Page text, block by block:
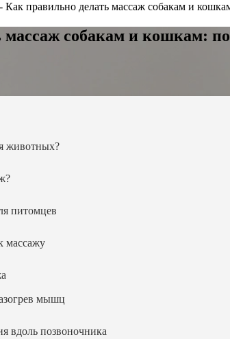
- Как правильно делать массаж собакам и
массаж собакам и кошкам:
животных?
питомцев
массажу
мышц
вдоль позвоночника